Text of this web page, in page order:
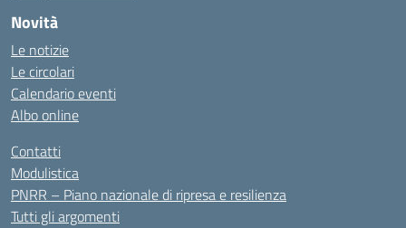
Novità
Le notizie
Le circolari
Calendario eventi
Albo online
Contatti
Modulistica
PNRR – Piano nazionale di ripresa e resilienza
Tutti gli argomenti